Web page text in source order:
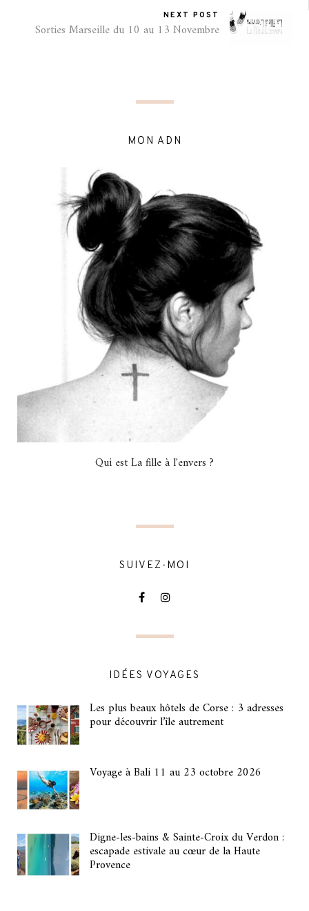
NEXT POST
Sorties Marseille du 10 au 13 Novembre
MON ADN
Qui est La fille à l'envers ?
SUIVEZ-MOI
IDÉES VOYAGES
Les plus beaux hôtels de Corse : 3 adresses
pour découvrir l’île autrement
Voyage à Bali 11 au 23 octobre 2026
Digne-les-bains & Sainte-Croix du Verdon :
escapade estivale au cœur de la Haute
Provence